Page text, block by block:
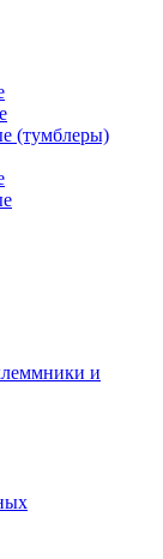
(тумблеры)
и